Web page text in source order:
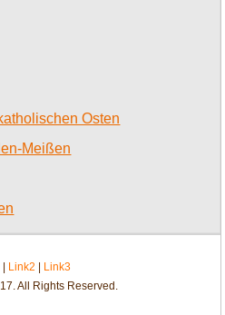
Osten
Meißen
Link2
Link3
All Rights Reserved.